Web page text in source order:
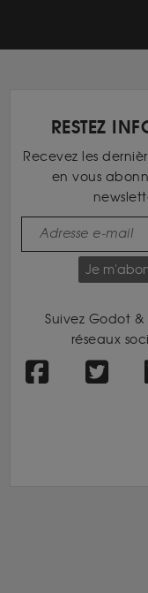
RESTEZ
Recevez les
en vous
Je
Suivez Godot &
réseaux